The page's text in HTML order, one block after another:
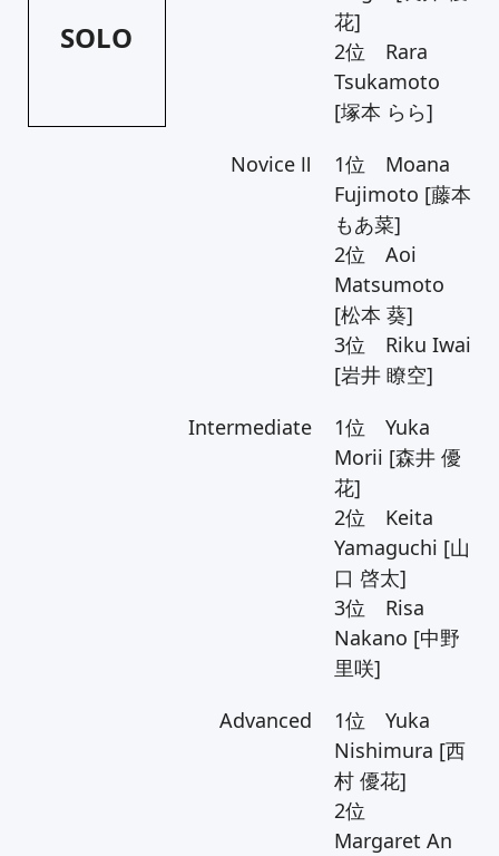
SOLO
花]
2位 Rara
Tsukamoto
[塚本 らら]
Novice Ⅱ
1位 Moana
Fujimoto [藤本
もあ菜]
2位 Aoi
Matsumoto
[松本 葵]
3位 Riku Iwai
[岩井 瞭空]
Intermediate
1位 Yuka
Morii [森井 優
花]
2位 Keita
Yamaguchi [山
口 啓太]
3位 Risa
Nakano [中野
里咲]
Advanced
1位 Yuka
Nishimura [西
村 優花]
2位
Margaret An